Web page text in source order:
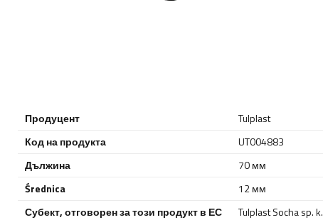
Продуцент
Tulplast
Код на продукта
UT004883
Дължина
70 мм
Średnica
12 мм
Субект, отговорен за този продукт в ЕС
Tulplast Socha sp. k.